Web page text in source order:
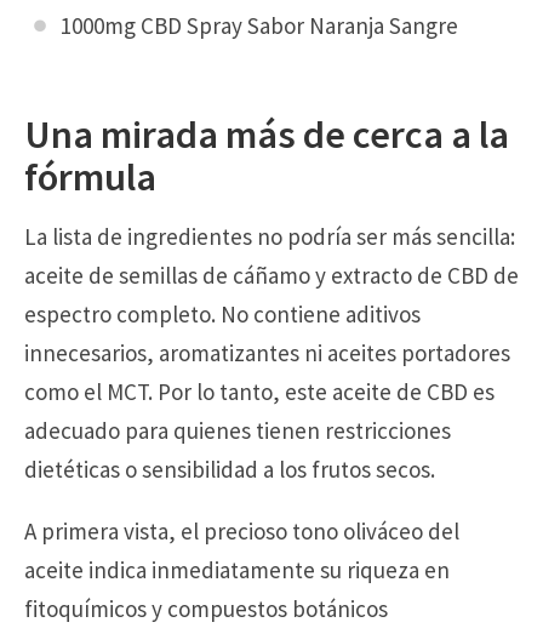
1000mg CBD Spray Sabor Naranja Sangre
Una mirada más de cerca a la
fórmula
La lista de ingredientes no podría ser más sencilla:
aceite de semillas de cáñamo y extracto de CBD de
espectro completo. No contiene aditivos
innecesarios, aromatizantes ni aceites portadores
como el MCT. Por lo tanto, este aceite de CBD es
adecuado para quienes tienen restricciones
dietéticas o sensibilidad a los frutos secos.
A primera vista, el precioso tono oliváceo del
aceite indica inmediatamente su riqueza en
fitoquímicos y compuestos botánicos